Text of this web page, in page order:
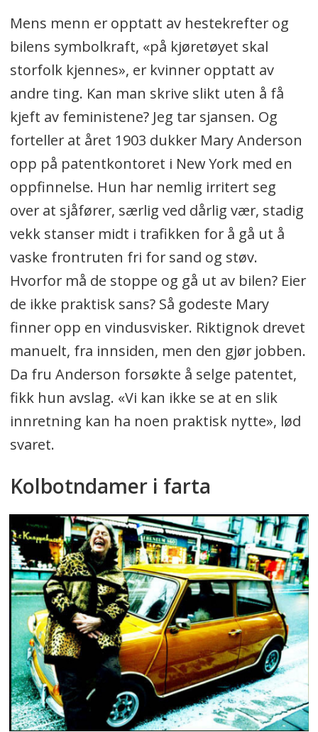
Mens menn er opptatt av hestekrefter og
bilens symbolkraft, «på kjøretøyet skal
storfolk kjennes», er kvinner opptatt av
andre ting. Kan man skrive slikt uten å få
kjeft av feministene? Jeg tar sjansen. Og
forteller at året 1903 dukker Mary Anderson
opp på patentkontoret i New York med en
oppfinnelse. Hun har nemlig irritert seg
over at sjåfører, særlig ved dårlig vær, stadig
vekk stanser midt i trafikken for å gå ut å
vaske frontruten fri for sand og støv.
Hvorfor må de stoppe og gå ut av bilen? Eier
de ikke praktisk sans? Så godeste Mary
finner opp en vindusvisker. Riktignok drevet
manuelt, fra innsiden, men den gjør jobben.
Da fru Anderson forsøkte å selge patentet,
fikk hun avslag. «Vi kan ikke se at en slik
innretning kan ha noen praktisk nytte», lød
svaret.
Kolbotndamer i farta